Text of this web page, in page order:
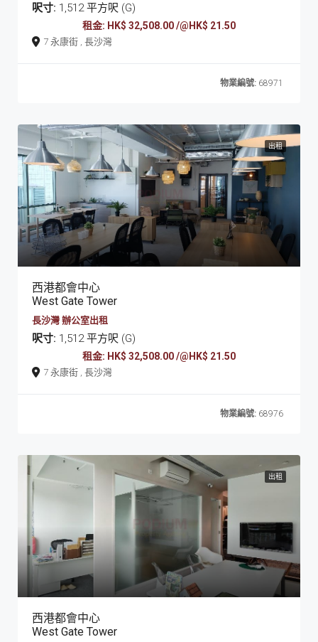
呎寸: 1,512 平方呎 (G)
租金: HK$ 32,508.00 /@HK$ 21.50
7 永康街 , 長沙灣
物業編號: 68971
出租
西港都會中心
West Gate Tower
長沙灣 辦公室出租
呎寸: 1,512 平方呎 (G)
租金: HK$ 32,508.00 /@HK$ 21.50
7 永康街 , 長沙灣
物業編號: 68976
出租
西港都會中心
West Gate Tower